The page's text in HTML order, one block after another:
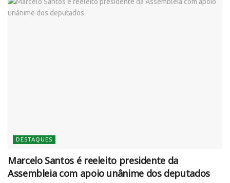
DESTAQUES
Marcelo Santos é reeleito presidente da
Assembleia com apoio unânime dos deputados